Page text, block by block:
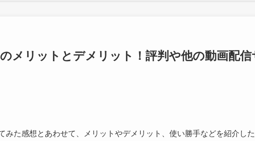
メリットとデメリット！評判や他の動画配信
みた感想とあわせて、メリットやデメリット、使い勝手などを紹介した